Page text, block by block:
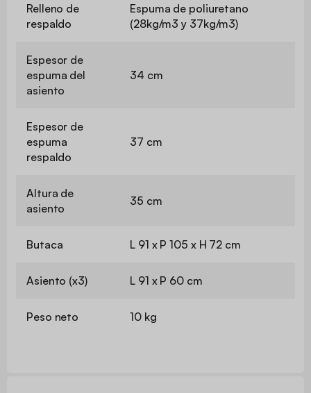
Relleno de
respaldo
Espuma de poliuretano
(28kg/m3 y 37kg/m3)
Espesor de
espuma del
asiento
34 cm
Espesor de
espuma
respaldo
37 cm
Altura de
asiento
35 cm
Butaca L 91 x P 105 x H 72 cm
Asiento (x3) L 91 x P 60 cm
Peso neto 10 kg